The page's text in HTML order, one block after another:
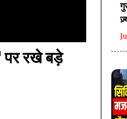
पर रखे बड़े